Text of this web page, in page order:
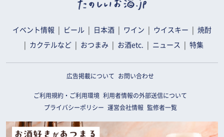
イベント情報 ビール 日本酒 ワイン ウイスキー 焼酎
カクテルなど おつまみ お酒etc. ニュース 特集
広告掲載について お問い合わせ
ご利用規約・ご利用環境 利用者情報の外部送信について
プライバシーポリシー
運営会社情報 監修者一覧